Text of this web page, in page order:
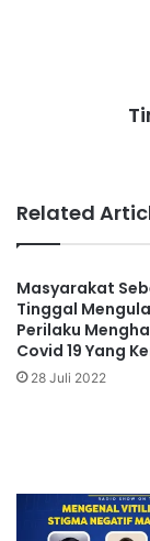
Related
Masyarakat
Tinggal
Perilaku
Covid 19 Yang
28 Juli 2022